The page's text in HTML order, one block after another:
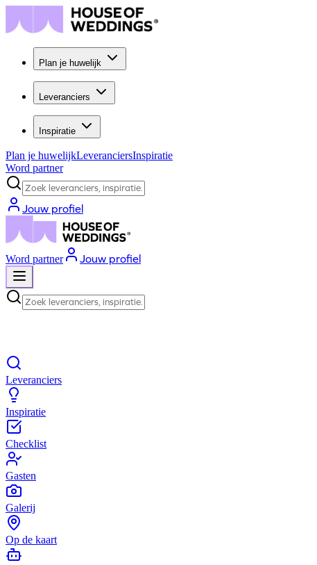
Plan je huwelijk
Leveranciers
Inspiratie
Plan je huwelijkLeveranciersInspiratie
Word partner
Zoek leveranciers, inspiratie...
Jouw profiel
Word partner Jouw profiel
Zoek leveranciers, inspiratie...
Leveranciers
Inspiratie
Checklist
Gasten
Galerij
Op de kaart